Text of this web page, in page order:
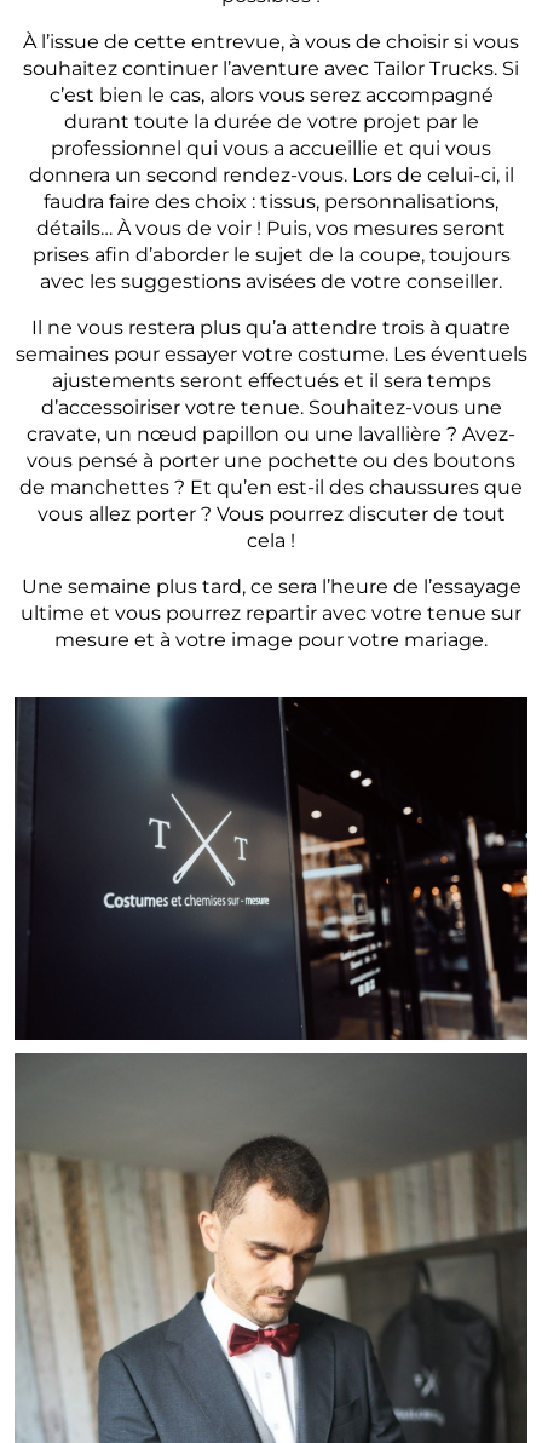
À l’issue de cette entrevue, à vous de choisir si vous
souhaitez continuer l’aventure avec Tailor Trucks. Si
c’est bien le cas, alors vous serez accompagné
durant toute la durée de votre projet par le
professionnel qui vous a accueillie et qui vous
donnera un second rendez-vous. Lors de celui-ci, il
faudra faire des choix : tissus, personnalisations,
détails… À vous de voir ! Puis, vos mesures seront
prises afin d’aborder le sujet de la coupe, toujours
avec les suggestions avisées de votre conseiller.
Il ne vous restera plus qu’a attendre trois à quatre
semaines pour essayer votre costume. Les éventuels
ajustements seront effectués et il sera temps
d’accessoiriser votre tenue. Souhaitez-vous une
cravate, un nœud papillon ou une lavallière ? Avez-
vous pensé à porter une pochette ou des boutons
de manchettes ? Et qu’en est-il des chaussures que
vous allez porter ? Vous pourrez discuter de tout
cela !
Une semaine plus tard, ce sera l’heure de l’essayage
ultime et vous pourrez repartir avec votre tenue sur
mesure et à votre image pour votre mariage.